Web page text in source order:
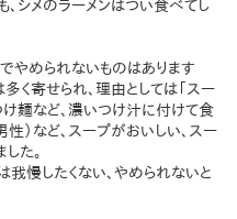
シメのラーメンはつい食べてし
やめられないものはあります
く寄せられ、理由としては「スー
け麺など、濃いつけ汁に付けて食
）など、スープがおいしい、スー
た。
我慢したくない、やめられないと